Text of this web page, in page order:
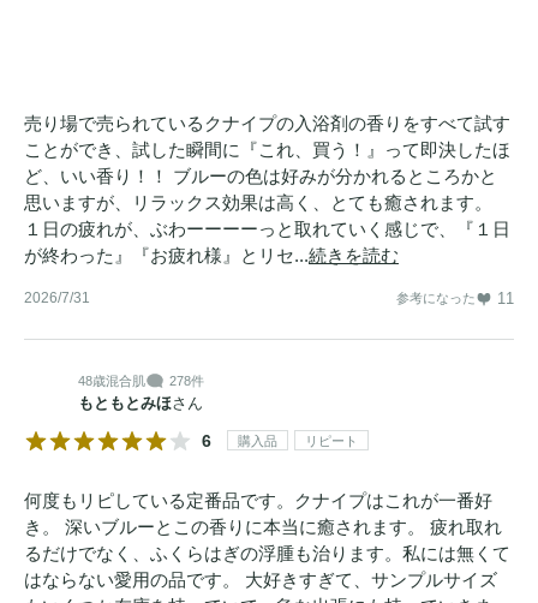
売り場で売られているクナイプの入浴剤の香りをすべて試す
ことができ、試した瞬間に『これ、買う！』って即決したほ
ど、いい香り！！ ブルーの色は好みが分かれるところかと
思いますが、リラックス効果は高く、とても癒されます。
１日の疲れが、ぶわーーーーっと取れていく感じで、『１日
が終わった』『お疲れ様』とリセ...続きを読む
2026/7/31 参考になった 11
48歳混合肌 278件
もともとみほさん
6 購入品 リピート
何度もリピしている定番品です。クナイプはこれが一番好
き。 深いブルーとこの香りに本当に癒されます。 疲れ取れ
るだけでなく、ふくらはぎの浮腫も治ります。私には無くて
はならない愛用の品です。 大好きすぎて、サンプルサイズ